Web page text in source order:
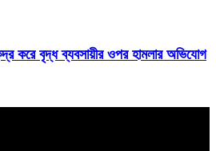
করে বৃদ্ধ ব্যবসায়ীর ওপর হামলার অভিযোগ